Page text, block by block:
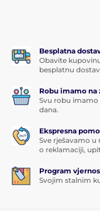
Besplatna
Obavite
besplatnu
Robu imamo na
Svu robu imamo
dana.
Ekspresna
Sve rješavamo u
o reklamaciji,
Program
Svojim stalnim